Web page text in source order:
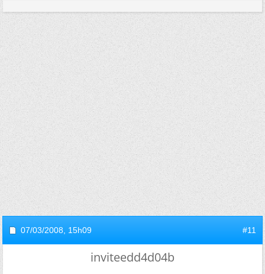
07/03/2008, 15h09 #11
inviteedd4d04b